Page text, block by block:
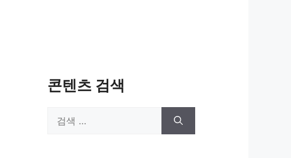
콘텐츠 검색